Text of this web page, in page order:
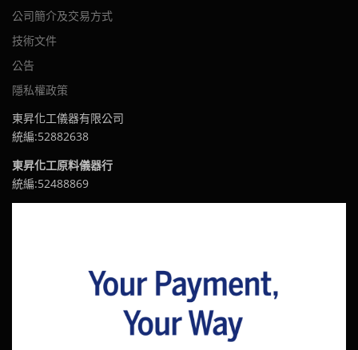
公司簡介及交易方式
技術文件
公告
隱私權政策
東昇化工儀器有限公司
統編:52882638
東昇化工原料儀器行
統編:52488869